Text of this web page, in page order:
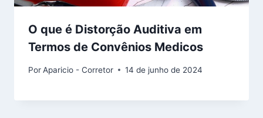
O que é Distorção Auditiva em
Termos de Convênios Medicos
PorAparicio - Corretor 14 de junho de 2024